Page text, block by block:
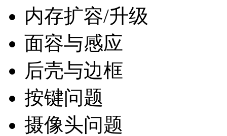
内存扩容/升级
面容与感应
后壳与边框
按键问题
摄像头问题